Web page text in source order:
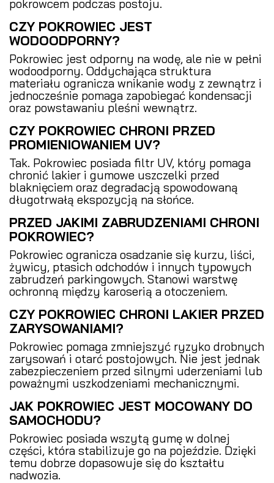
pokrowcem podczas postoju.
CZY POKROWIEC JEST
WODOODPORNY?
Pokrowiec jest odporny na wodę, ale nie w pełni
wodoodporny. Oddychająca struktura
materiału ogranicza wnikanie wody z zewnątrz i
jednocześnie pomaga zapobiegać kondensacji
oraz powstawaniu pleśni wewnątrz.
CZY POKROWIEC CHRONI PRZED
PROMIENIOWANIEM UV?
Tak. Pokrowiec posiada filtr UV, który pomaga
chronić lakier i gumowe uszczelki przed
blaknięciem oraz degradacją spowodowaną
długotrwałą ekspozycją na słońce.
PRZED JAKIMI ZABRUDZENIAMI CHRONI
POKROWIEC?
Pokrowiec ogranicza osadzanie się kurzu, liści,
żywicy, ptasich odchodów i innych typowych
zabrudzeń parkingowych. Stanowi warstwę
ochronną między karoserią a otoczeniem.
CZY POKROWIEC CHRONI LAKIER PRZED
ZARYSOWANIAMI?
Pokrowiec pomaga zmniejszyć ryzyko drobnych
zarysowań i otarć postojowych. Nie jest jednak
zabezpieczeniem przed silnymi uderzeniami lub
poważnymi uszkodzeniami mechanicznymi.
JAK POKROWIEC JEST MOCOWANY DO
SAMOCHODU?
Pokrowiec posiada wszytą gumę w dolnej
części, która stabilizuje go na pojeździe. Dzięki
temu dobrze dopasowuje się do kształtu
nadwozia.